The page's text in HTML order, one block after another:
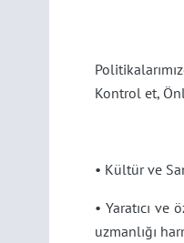
Kontrol et,
• Kültür ve
• Yaratıcı
uzmanlığı